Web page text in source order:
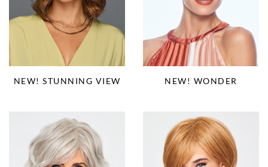
NEW! STUNNING VIEW NEW! WONDER